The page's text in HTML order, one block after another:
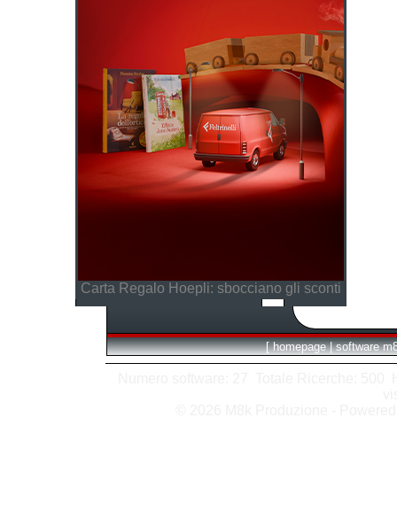
Carta Regalo Hoepli: sbocciano gli sconti
[ homepage | software